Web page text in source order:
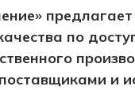
предлагает
по
и